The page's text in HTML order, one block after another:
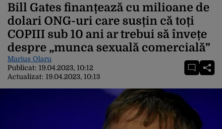
Bill Gates finanțează cu milioane de
dolari ONG-uri care susțin că toți
COPIII sub 10 ani ar trebui să învețe
despre „munca sexuală comercială”
Marius Olaru
Publicat: 19.04.2023, 10:12
Actualizat: 19.04.2023, 10:13